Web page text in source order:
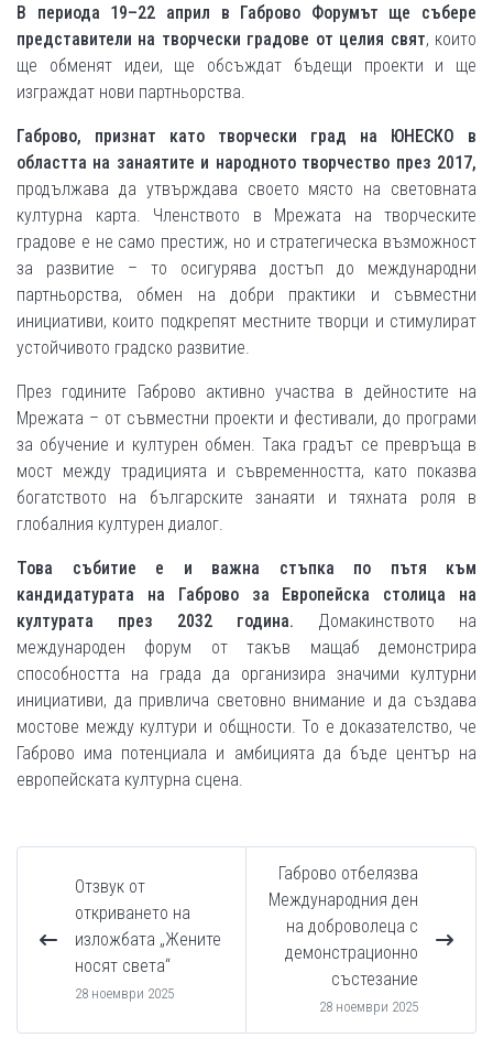
В периода 19–22 април в Габрово Форумът ще събере
представители на творчески градове от целия свят, които
ще обменят идеи, ще обсъждат бъдещи проекти и ще
изграждат нови партньорства.
Габрово, признат като творчески град на ЮНЕСКО в
областта на занаятите и народното творчество през 2017,
продължава да утвърждава своето място на световната
културна карта. Членството в Мрежата на творческите
градове е не само престиж, но и стратегическа възможност
за развитие – то осигурява достъп до международни
партньорства, обмен на добри практики и съвместни
инициативи, които подкрепят местните творци и стимулират
устойчивото градско развитие.
През годините Габрово активно участва в дейностите на
Мрежата – от съвместни проекти и фестивали, до програми
за обучение и културен обмен. Така градът се превръща в
мост между традицията и съвременността, като показва
богатството на българските занаяти и тяхната роля в
глобалния културен диалог.
Това събитие е и важна стъпка по пътя към
кандидатурата на Габрово за Европейска столица на
културата през 2032 година. Домакинството на
международен форум от такъв мащаб демонстрира
способността на града да организира значими културни
инициативи, да привлича световно внимание и да създава
мостове между култури и общности. То е доказателство, че
Габрово има потенциала и амбицията да бъде център на
европейската културна сцена.
Отзвук от
откриването на
изложбата „Жените
носят света“
28 ноември 2025
Габрово отбелязва
Международния ден
на доброволеца с
демонстрационно
състезание
28 ноември 2025